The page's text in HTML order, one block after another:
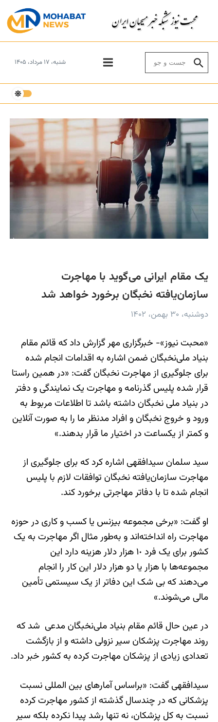
شنبه، ۱۷ مرداد، ۱۴۰۵
یک مقام ایرانی می‌گوید با مهاجرت
سازمان‌یافته نخبگان برخورد خواهد شد
دوشنبه، ۳۰ بهمن، ۱۴۰۲
«محبت نیوز»- خبرگزاری مهر گزارش داد که قائم مقام
بنیاد ملی‌نخبگان ضمن اشاره به اقدامات انجام شده
برای جلوگیری از مهاجرت نخبگان گفت: «در همین راستا
قرار شده پلیس گذرنامه و مهاجرت یک نمایندگی و دفتر
در بنیاد ملی نخبگان داشته باشد تا اطلاعات مربوط به
ورود و خروج نخبگان و افراد مدنظر ما را به صورت آنلاین
و کمتر از یکساعت در اختیار ما قرار بدهند.»
سید سلمان سیدافقهی اشاره کرد که برای جلوگیری از
مهاجرت سازمان‌یافته نخبگان توافقات لازم با پلیس
انجام شده تا با دفاتر مهاجرتی برخورد کند.
او گفت: «برخی مجموعه بیزنس یا کسب و کاری در حوزه
مهاجرت راه انداخته‌اند و به‌طور مثال اگر مهاجرت به یک
کشور برای یک فرد ١٠ هزار دلار هزینه دارد این
مجموعه‌ها با هزار یا دو هزار دلار این کار را انجام
می‌دهند که بی شک این دفاتر از یک سیستمی تأمین
مالی می‌شوند.»
در عین حال قائم مقام بنیاد ملی‌نخبگان مدعی شد که
روند مهاجرت پزشکان سیر نزولی داشته و از بازگشت
تعدادی زیادی از پزشکان مهاجرت کرده به کشور خبر داد.
سیدافقهی گفت: «براساس آمارهای بین المللی نسبت
پزشکانی که در چندسال گذشته از کشور مهاجرت کرده
نسبت به کل پزشکان، نه تنها رشد پیدا نکرده بلکه سیر